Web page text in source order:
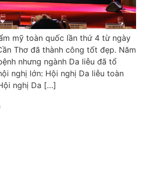
mỹ toàn quốc lần thứ 4 từ ngày
Thơ đã thành công tốt đẹp. Năm
nhưng ngành Da liễu đã tổ
nghị lớn: Hội nghị Da liễu toàn
nghị Da […]